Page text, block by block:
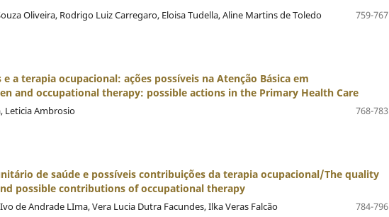
Oliveira, Rodrigo Luiz Carregaro, Eloisa Tudella, Aline Martins de Toledo
759-767
a terapia ocupacional: ações possíveis na Atenção Básica em
and occupational therapy: possible actions in the Primary Health Care
Leticia Ambrosio
768-783
de saúde e possíveis contribuições da terapia ocupacional/The quality
possible contributions of occupational therapy
de Andrade LIma, Vera Lucia Dutra Facundes, Ilka Veras Falcão
784-796